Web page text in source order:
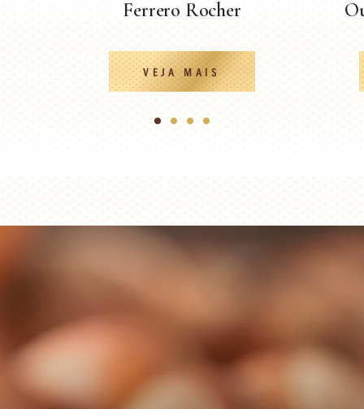
Ferrero Rocher
VEJA MAIS
1 2 3 4